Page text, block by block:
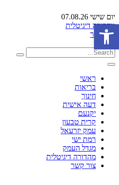
פתח סרגל נגישות
יום שישי 07.08.26
מהדורה דיגיטלית
צור קשר
ראשי
בריאות
חינוך
דעה אישית
יקנעם
קרית טבעון
עמק יזרעאל
רמת ישי
מגדל העמק
מהדורה דיגיטלית
צור קשר